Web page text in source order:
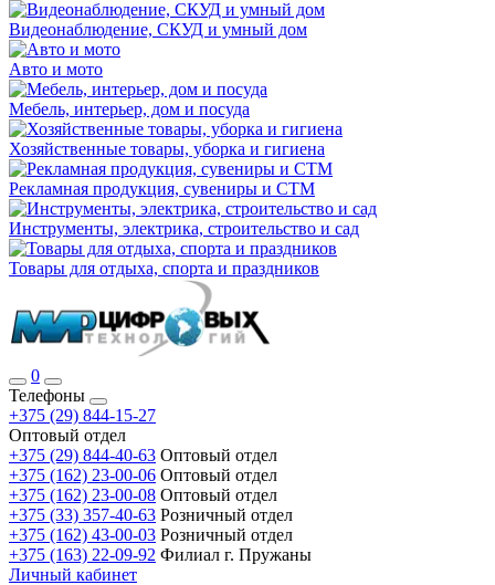
Видеонаблюдение, СКУД и умный дом
Авто и мото
Мебель, интерьер, дом и посуда
Хозяйственные товары, уборка и гигиена
Рекламная продукция, сувениры и СТМ
Инструменты, электрика, строительство и сад
Товары для отдыха, спорта и праздников
0
Телефоны
+375 (29) 844-15-27
Оптовый отдел
+375 (29) 844-40-63 Оптовый отдел
+375 (162) 23-00-06 Оптовый отдел
+375 (162) 23-00-08 Оптовый отдел
+375 (33) 357-40-63 Розничный отдел
+375 (162) 43-00-03 Розничный отдел
+375 (163) 22-09-92 Филиал г. Пружаны
Личный кабинет